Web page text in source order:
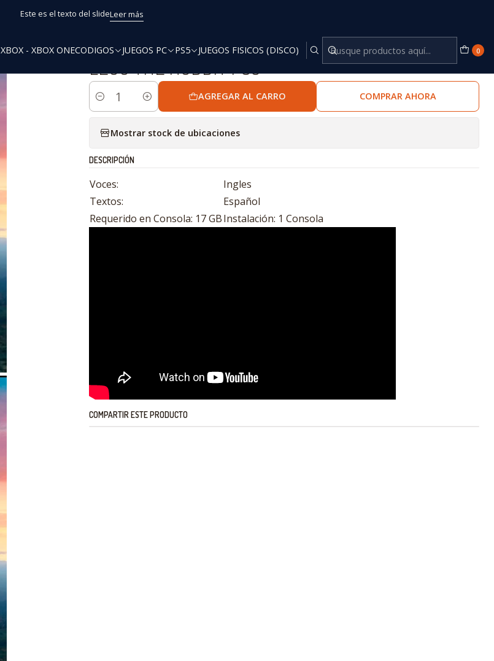
XBOX - XBOX ONECODIGOS JUEGOS PC PS5 JUEGOS FISICOS (DISCO) 0
Este es el texto del slideLeer más
PS5 Oferta LEGO THE HOBBIT PS5
|
LEGO THE HOBBIT PS5
Cantidad
AGREGAR AL CARRO COMPRAR AHORA
Mostrar stock de ubicaciones
DESCRIPCIÓN
Voces:
Ingles
Textos:
Español
Requerido en Consola: 17 GBInstalación: 1 Consola
COMPARTIR ESTE PRODUCTO